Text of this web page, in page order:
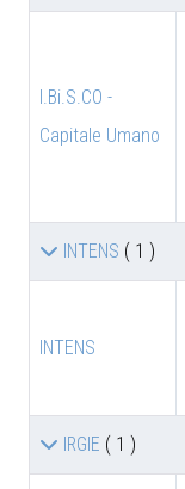
I.Bi.S.CO -
Capitale Umano
INTENS ( 1 )
INTENS
IRGIE ( 1 )